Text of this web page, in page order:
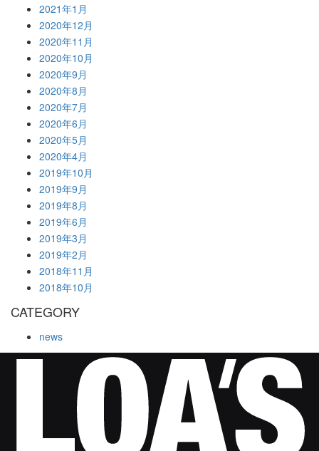
2021年1月
2020年12月
2020年11月
2020年10月
2020年9月
2020年8月
2020年7月
2020年6月
2020年5月
2020年4月
2019年10月
2019年9月
2019年8月
2019年6月
2019年3月
2019年2月
2018年11月
2018年10月
CATEGORY
news